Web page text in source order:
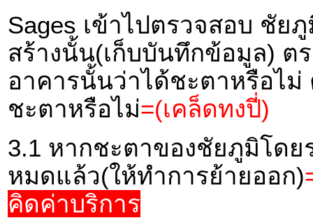
Sages เข้าไปตรวจสอบ ชัย
สร้างนั้น(เก็บบันทึกข้อมูล) ต
อาคารนั้นว่าได้ชะตาหรือไ
ชะตาหรือไม่=(เคล็ดทงปี่)
3.1 หากชะตาของชัยภูมิโด
หมดแล้ว(ให้ทำการย้ายออก)
คิดค่าบริการ